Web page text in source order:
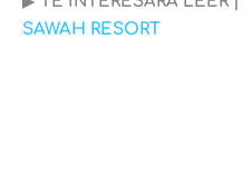
SAWAH RESORT